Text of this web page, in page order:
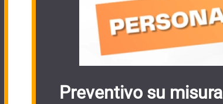
Preventivo su misura